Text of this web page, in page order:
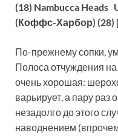
(18) Nambucca Heads
(Коффс-Харбор) (28)
По-прежнему сопки,
Полоса отчуждения
очень хорошая:
варьирует, а пару
незадолго до этого
наводнением